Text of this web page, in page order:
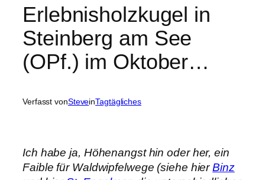
Erlebnisholzkugel in
Steinberg am See
(OPf.) im Oktober…
Verfasst vonSteveinTagtägliches
Ich habe ja, Höhenangst hin oder her, ein
Faible für Waldwipfelwege (siehe hierBinz